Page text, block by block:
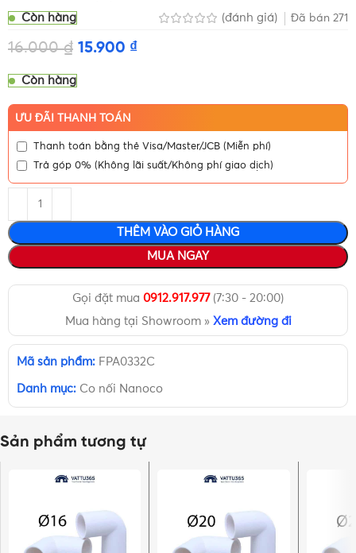
Còn hàng (đánh giá) Đã bán 271
16.000₫ 15.900 ₫
Còn hàng
ƯU ĐÃI THANH TOÁN
Thanh toán bằng thẻ Visa/Master/JCB (Miễn phí)
Trả góp 0% (Không lãi suất/Không phí giao dịch)
THÊM VÀO GIỎ HÀNG
MUA NGAY
Gọi đặt mua 0912.917.977(7:30 - 20:00)
Mua hàng tại Showroom » Xem đường đi
Mã sản phẩm: FPA0332C
Danh mục: Co nối Nanoco
Sản phẩm tương tự